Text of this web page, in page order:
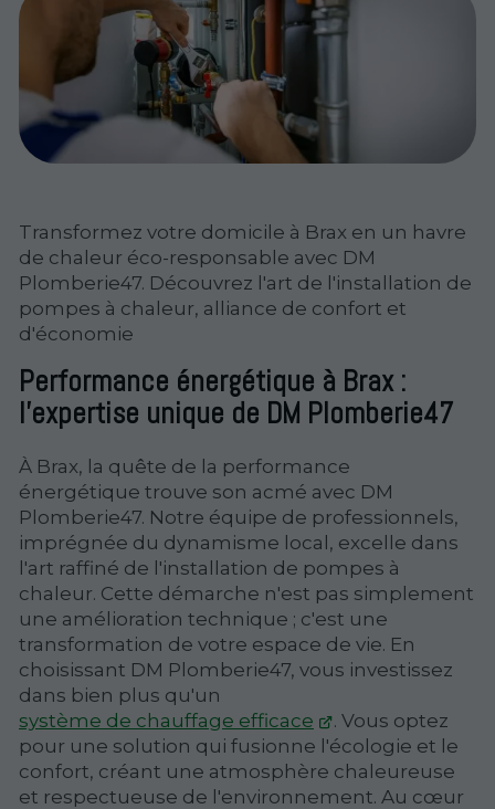
Transformez votre domicile à Brax en un havre
de chaleur éco-responsable avec DM
Plomberie47. Découvrez l'art de l'installation de
pompes à chaleur, alliance de confort et
d'économie
Performance énergétique à Brax :
l'expertise unique de DM Plomberie47
À Brax, la quête de la performance
énergétique trouve son acmé avec DM
Plomberie47. Notre équipe de professionnels,
imprégnée du dynamisme local, excelle dans
l'art raffiné de l'installation de pompes à
chaleur. Cette démarche n'est pas simplement
une amélioration technique ; c'est une
transformation de votre espace de vie. En
choisissant DM Plomberie47, vous investissez
dans bien plus qu'un
système de chauffage efficace
. Vous optez
pour une solution qui fusionne l'écologie et le
confort, créant une atmosphère chaleureuse
et respectueuse de l'environnement. Au cœur